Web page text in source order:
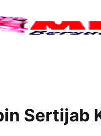
Sertijab